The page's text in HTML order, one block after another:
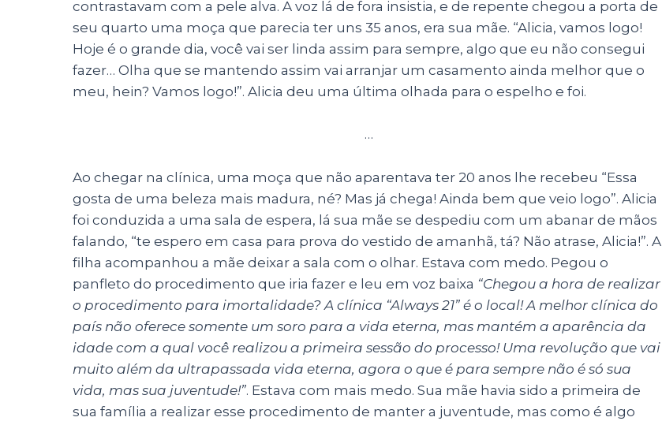
contrastavam com a pele alva. A voz lá de fora insistia, e de repente chegou a porta de
seu quarto uma moça que parecia ter uns 35 anos, era sua mãe. “Alicia, vamos logo!
Hoje é o grande dia, você vai ser linda assim para sempre, algo que eu não consegui
fazer… Olha que se mantendo assim vai arranjar um casamento ainda melhor que o
meu, hein? Vamos logo!”. Alicia deu uma última olhada para o espelho e foi.
…
Ao chegar na clínica, uma moça que não aparentava ter 20 anos lhe recebeu “Essa
gosta de uma beleza mais madura, né? Mas já chega! Ainda bem que veio logo”. Alicia
foi conduzida a uma sala de espera, lá sua mãe se despediu com um abanar de mãos
falando, “te espero em casa para prova do vestido de amanhã, tá? Não atrase, Alicia!”. A
filha acompanhou a mãe deixar a sala com o olhar. Estava com medo. Pegou o
panfleto do procedimento que iria fazer e leu em voz baixa “Chegou a hora de realizar
o procedimento para imortalidade? A clínica “Always 21” é o local! A melhor clínica do
país não oferece somente um soro para a vida eterna, mas mantém a aparência da
idade com a qual você realizou a primeira sessão do processo! Uma revolução que vai
muito além da ultrapassada vida eterna, agora o que é para sempre não é só sua
vida, mas sua juventude!”. Estava com mais medo. Sua mãe havia sido a primeira de
sua família a realizar esse procedimento de manter a juventude, mas como é algo